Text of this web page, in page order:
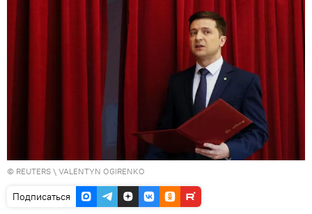
© REUTERS \ VALENTYN OGIRENKO
Подписаться